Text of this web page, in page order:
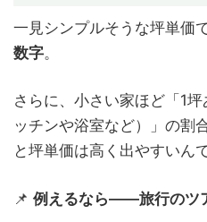
一見シンプルそうな坪単価
数字。
さらに、小さい家ほど「1
ッチンや浴室など）」の割
と坪単価は高く出やすいんで
📌 例えるなら――旅行のツ